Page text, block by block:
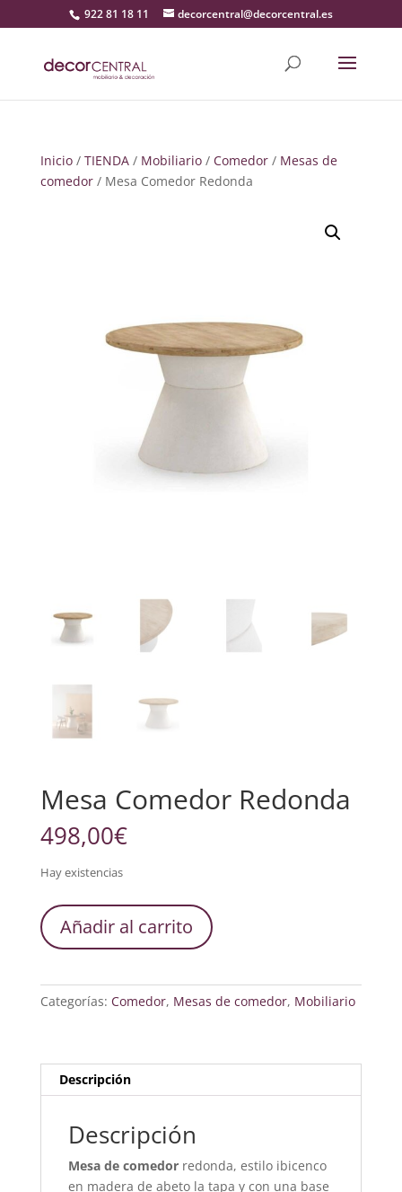
922 81 18 11 decorcentral@decorcentral.es
Inicio/ TIENDA/ Mobiliario/ Comedor/ Mesas de
comedor/ Mesa Comedor Redonda
Mesa Comedor Redonda
498,00€
Hay existencias
Mesa
Comedor
Redonda
Añadir al carrito
Categorías: Comedor, Mesas de comedor, Mobiliario
Descripción
Descripción
Mesa de comedorredonda, estilo ibicenco
en madera de abeto la tapa y con una base